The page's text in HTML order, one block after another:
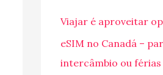
s
a
r
Viajar é aproveitar
eSIM no Canadá –
intercâmbio ou férias